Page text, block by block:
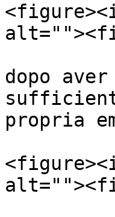
dopo
propria